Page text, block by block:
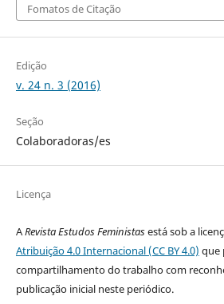
Fomatos de Citação
Edição
v. 24 n. 3 (2016)
Seção
Colaboradoras/es
Licença
ARevista Estudos Feministasestá sob a
Atribuição 4.0 Internacional (CC BY 4.0) que
compartilhamento do trabalho com
publicação inicial neste periódico.